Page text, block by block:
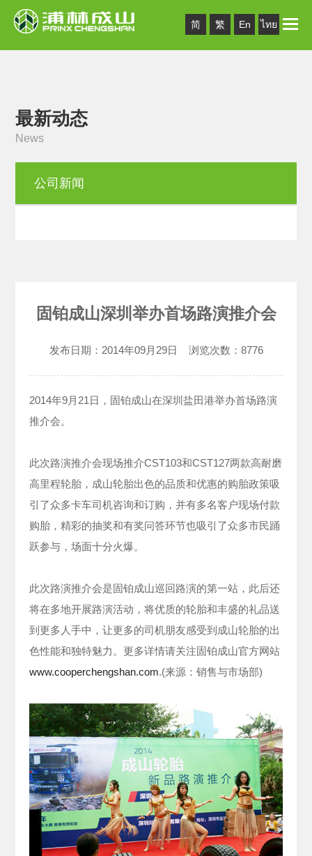
简 繁 En ไทย Toggle
最新动态
News
公司新闻
固铂成山深圳举办首场路演推介会
发布日期： 2014年09月29日 浏览次数： 8776
2014年9月21日，固铂成山在深圳盐田港举办首场路演
推介会。
此次路演推介会现场推介CST103和CST127两款高耐磨
高里程轮胎，成山轮胎出色的品质和优惠的购胎政策吸
引了众多卡车司机咨询和订购，并有多名客户现场付款
购胎，精彩的抽奖和有奖问答环节也吸引了众多市民踊
跃参与，场面十分火爆。
此次路演推介会是固铂成山巡回路演的第一站，此后还
将在多地开展路演活动，将优质的轮胎和丰盛的礼品送
到更多人手中，让更多的司机朋友感受到成山轮胎的出
色性能和独特魅力。更多详情请关注固铂成山官方网站
www.cooperchengshan.com.(来源：销售与市场部)